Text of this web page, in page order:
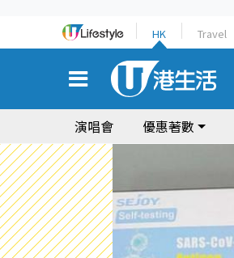
HK Travel
演唱會 優惠著數